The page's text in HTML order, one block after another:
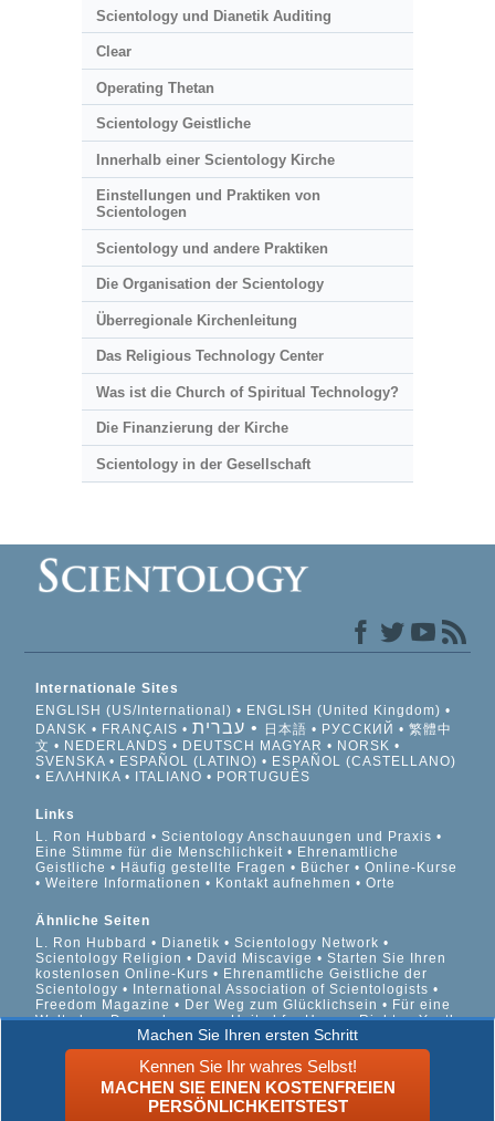
Scientology und Dianetik Auditing
Clear
Operating Thetan
Scientology Geistliche
Innerhalb einer Scientology Kirche
Einstellungen und Praktiken von
Scientologen
Scientology und andere Praktiken
Die Organisation der Scientology
Überregionale Kirchenleitung
Das Religious Technology Center
Was ist die Church of Spiritual Technology?
Die Finanzierung der Kirche
Scientology in der Gesellschaft
Machen Sie Ihren ersten Schritt
Kennen Sie Ihr wahres Selbst!
MACHEN SIE EINEN KOSTENFREIEN
PERSÖNLICHKEITSTEST
Internationale Sites
ENGLISH (US/International)
ENGLISH (United Kingdom)
DANSK
FRANÇAIS עברית 日本語 РУССКИЙ
繁體中
文
NEDERLANDS DEUTSCH MAGYAR
NORSK
SVENSKA
ESPAÑOL (LATINO)
ESPAÑOL (CASTELLANO)
ΕΛΛΗΝΙΚA
ITALIANO PORTUGUÊS
Links
L. Ron Hubbard
Scientology Anschauungen und Praxis
Eine Stimme für die Menschlichkeit
Ehrenamtliche
Geistliche
Häufig gestellte Fragen Bücher
Online-Kurse
Weitere Informationen
Kontakt aufnehmen Orte
Ähnliche Seiten
L. Ron Hubbard
Dianetik
Scientology Network
Scientology Religion
David Miscavige
Starten Sie Ihren
kostenlosen Online-Kurs
Ehrenamtliche Geistliche der
Scientology
International Association of Scientologists
Freedom Magazine
Der Weg zum Glücklichsein
Für eine
Welt ohne Drogenkonsum
United for Human Rights
Youth
for Human Rights
Citizens Commission on Human Rights
© 2026 Scientology Kirche International. Alle Rechte
vorbehalten.Datenschutzinformationen •Cookie-Richtlinie
Nutzungsbedingungen•Rechtliche Informationen